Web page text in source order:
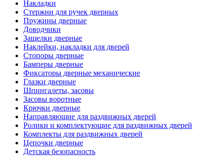
Накладки
Стержни для ручек дверных
Пружины дверные
Доводчики
Защелки дверные
Наклейки, накладки для дверей
Стопоры дверные
Бамперы дверные
Фиксаторы дверные механические
Глазки дверные
Шпингалеты, засовы
Засовы воротные
Крючки дверные
Направляющие для раздвижных дверей
Ролики и комплектующие для раздвижных дверей
Комплекты для раздвижных дверей
Цепочки дверные
Детская безопасность